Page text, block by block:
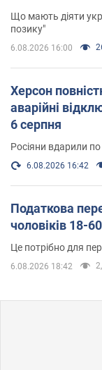
Що мають діяти
позику"
6.08.2026 16:00
Херсон
аварійні
6 серпня
Росіяни вдарили
6.08.2026 16:42
Податкова
чоловіків 18-
Це потрібно для
6.08.2026 18:42